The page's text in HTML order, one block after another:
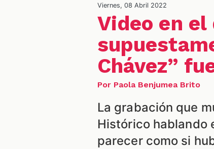
Viernes, 08 Abril 2022
Video en el
Chávez”
Por Paola Benjumea Brito
La grabación que
Histórico hablando
parecer como si